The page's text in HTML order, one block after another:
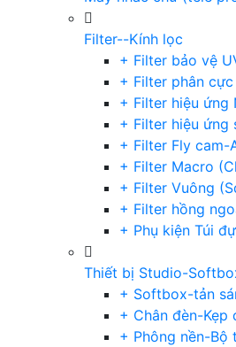
Filter--Kính lọc
+ Filter bảo vệ
+ Filter phân
+ Filter hiệu ứng
+ Filter hiệu ứng
+ Filter Fly cam-
+ Filter Macro
+ Filter Vuông
+ Filter hồng
+ Phụ kiện Túi
Thiết bị Studio-
+ Softbox-tản
+ Chân đèn-Kẹp
+ Phông nền-Bộ